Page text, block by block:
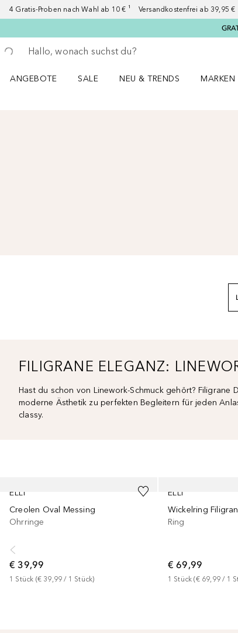
4 Gratis-Proben nach Wahl ab 10 € ¹ Versandkostenfrei ab 39,95
Gehe zurück
Suche ausführen
ANGEBOTE
SALE
NEU & TRENDS
MARKEN
FILIGRANE ELEGANZ:
Hast du schon von Linework-Schmuck gehört? Filigrane
moderne Ästhetik zu perfekten Begleitern für jeden
classy.
ELLI
Creolen Oval Messing
Ohrringe
€ 39,99
1 Stück (€ 39,99 / 1 Stück)
ELLI
Ring
€ 69,99
1 Stück (€ 69,99 / 1